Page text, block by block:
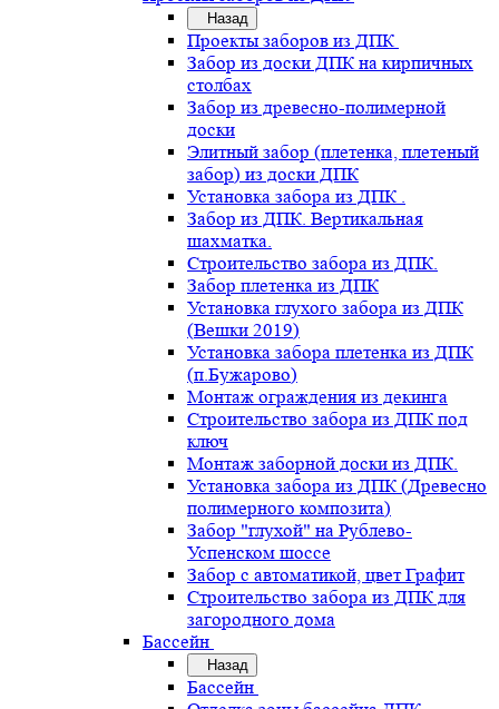
Назад
Проекты заборов из ДПК
Забор из доски ДПК на кирпичных
столбах
Забор из древесно-полимерной
доски
Элитный забор (плетенка, плетеный
забор) из доски ДПК
Установка забора из ДПК .
Забор из ДПК. Вертикальная
шахматка.
Строительство забора из ДПК.
Забор плетенка из ДПК
Установка глухого забора из ДПК
(Вешки 2019)
Установка забора плетенка из ДПК
(п.Бужарово)
Монтаж ограждения из декинга
Строительство забора из ДПК под
ключ
Монтаж заборной доски из ДПК.
Установка забора из ДПК (Древесно
полимерного композита)
Забор "глухой" на Рублево-
Успенском шоссе
Забор с автоматикой, цвет Графит
Строительство забора из ДПК для
загородного дома
Бассейн
Назад
Бассейн